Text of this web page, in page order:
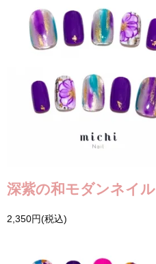
深紫の和モダンネイル
2,350円(税込)